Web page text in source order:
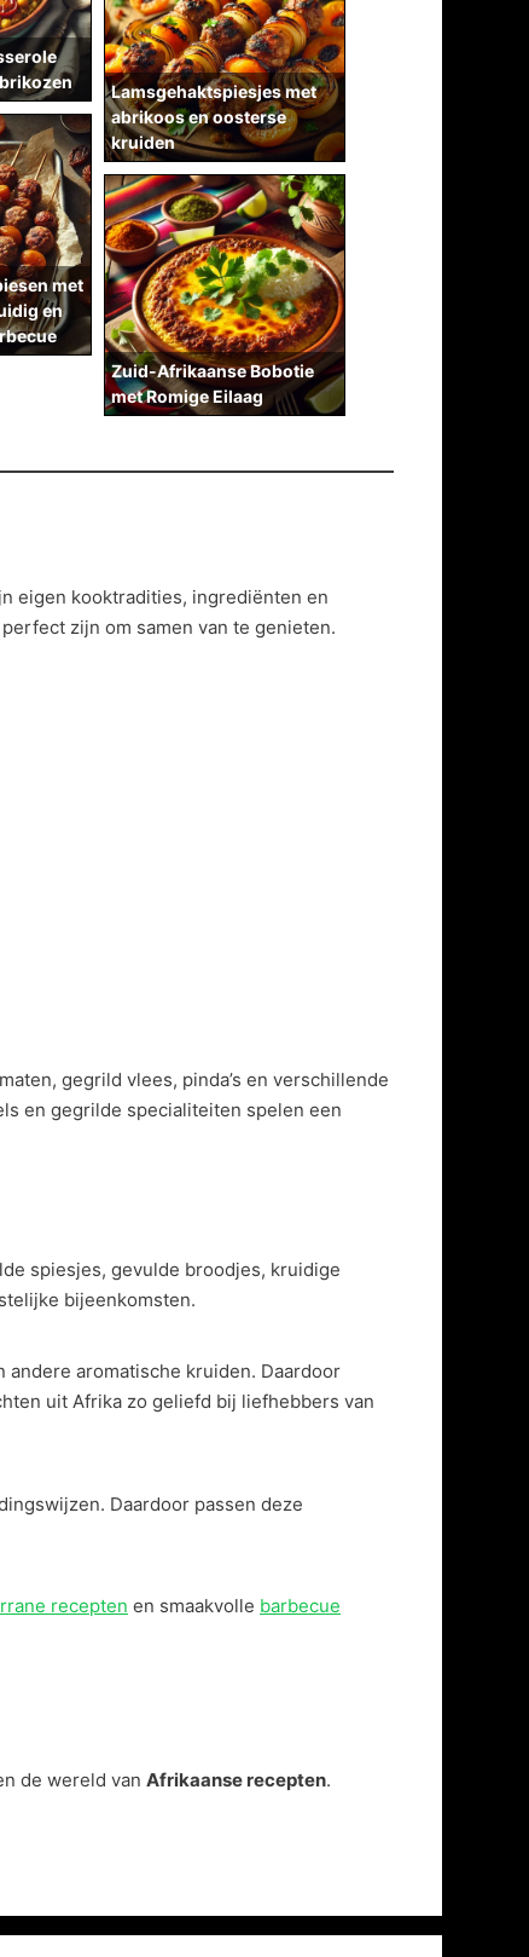
Lamsgehaktspiesjes met
abrikoos en oosterse
kruiden
met
en
Zuid-Afrikaanse Bobotie
met Romige Eilaag
eigen kooktradities, ingrediënten en
zijn om samen van te genieten.
gegrild vlees, pinda’s en verschillende
en gegrilde specialiteiten spelen een
spiesjes, gevulde broodjes, kruidige
bijeenkomsten.
aromatische kruiden. Daardoor
uit Afrika zo geliefd bij liefhebbers van
Daardoor passen deze
recepten en smaakvolle barbecue
de wereld van Afrikaanse recepten.